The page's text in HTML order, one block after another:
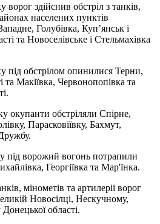
здійснив обстріл з танків,
населених пунктів
Голубівка, Куп’янськ і
та Новоселівське і Стельмахівка
під обстрілом опинилися Терни,
та Макіївка, Червонопопівка та
окупанти обстріляли Спірне,
Парасковіївку, Бахмут,
під ворожий вогонь потрапили
Георгіївка та Мар'їнка.
мінометів та артилерії ворог
Новосілці, Нескучному,
області.